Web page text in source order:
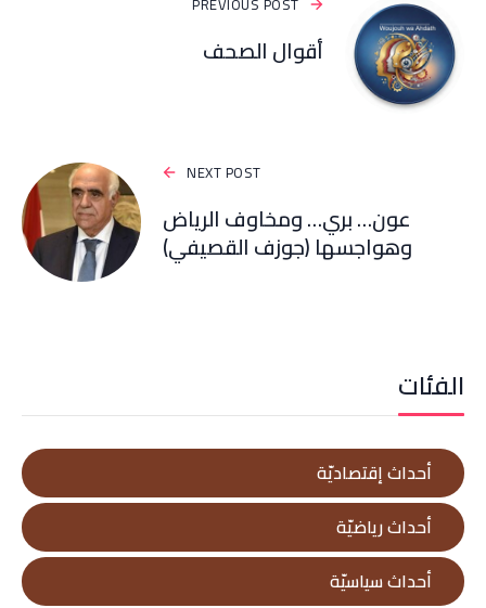
أقوال الصحف
NEXT POST
عون… بري… ومخاوف الرياض
وهواجسها (جوزف القصيفي)
الفئات
أحداث إقتصاديّة
أحداث رياضيّة
أحداث سياسيّة